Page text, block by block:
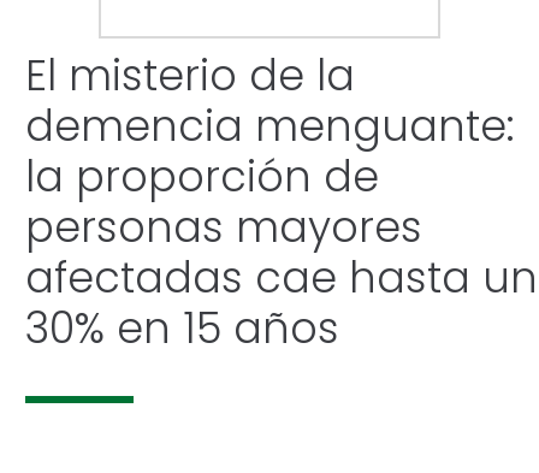
El misterio de la
demencia menguante:
la proporción de
personas mayores
afectadas cae hasta un
30% en 15 años